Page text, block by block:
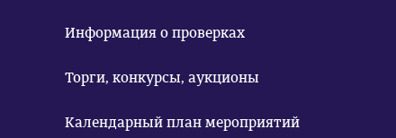
Информация о проверках
Торги, конкурсы, аукционы
Календарный план мероприятий